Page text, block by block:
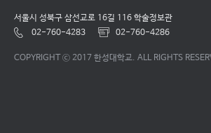
서울시 성북구 삼선교로 16길 116 학술정보관
02-760-4283
02-760-4286
COPYRIGHT ⓒ 2017 한성대학교. ALL RIGHTS